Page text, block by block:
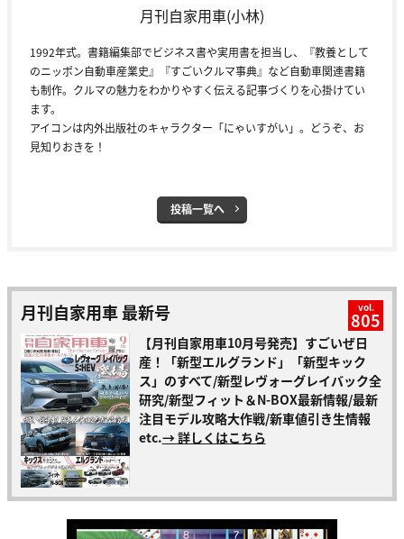
月刊自家用車(小林)
1992年式。書籍編集部でビジネス書や実用書を担当し、『教養として
のニッポン自動車産業史』『すごいクルマ事典』など自動車関連書籍
も制作。クルマの魅力をわかりやすく伝える記事づくりを心掛けてい
ます。
アイコンは内外出版社のキャラクター「にゃいすがい」。どうぞ、お
見知りおきを！
投稿一覧へ
月刊自家用車 最新号 vol.
805
【月刊自家用車10月号発売】すごいぜ日
産！「新型エルグランド」「新型キック
ス」のすべて/新型レヴォーグレイバック全
研究/新型フィット＆N-BOX最新情報/最新
注目モデル攻略大作戦/新車値引き生情報
etc.→ 詳しくはこちら